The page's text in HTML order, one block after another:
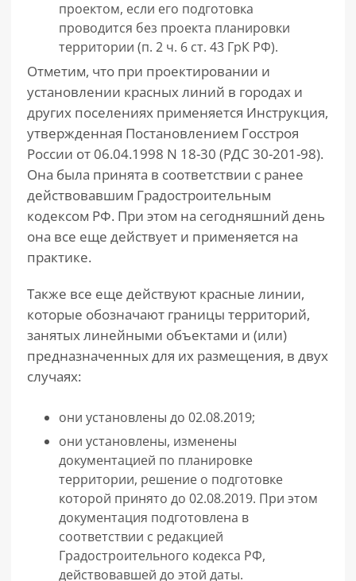
проектом, если его подготовка
проводится без проекта планировки
территории (п. 2 ч. 6 ст. 43 ГрК РФ).
Отметим, что при проектировании и
установлении красных линий в городах и
других поселениях применяется Инструкция,
утвержденная Постановлением Госстроя
России от 06.04.1998 N 18-30 (РДС 30-201-98).
Она была принята в соответствии с ранее
действовавшим Градостроительным
кодексом РФ. При этом на сегодняшний день
она все еще действует и применяется на
практике.
Также все еще действуют красные линии,
которые обозначают границы территорий,
занятых линейными объектами и (или)
предназначенных для их размещения, в двух
случаях:
они установлены до 02.08.2019;
они установлены, изменены
документацией по планировке
территории, решение о подготовке
которой принято до 02.08.2019. При этом
документация подготовлена в
соответствии с редакцией
Градостроительного кодекса РФ,
действовавшей до этой даты.